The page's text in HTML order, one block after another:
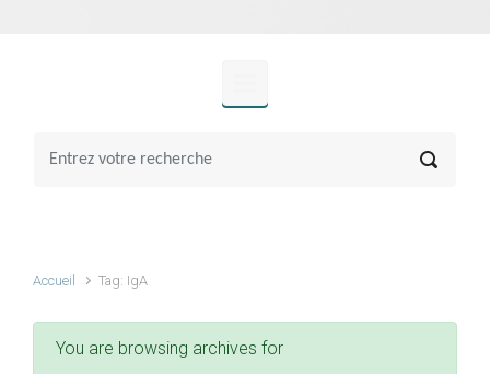
Accueil Tag: IgA
You are browsing archives for